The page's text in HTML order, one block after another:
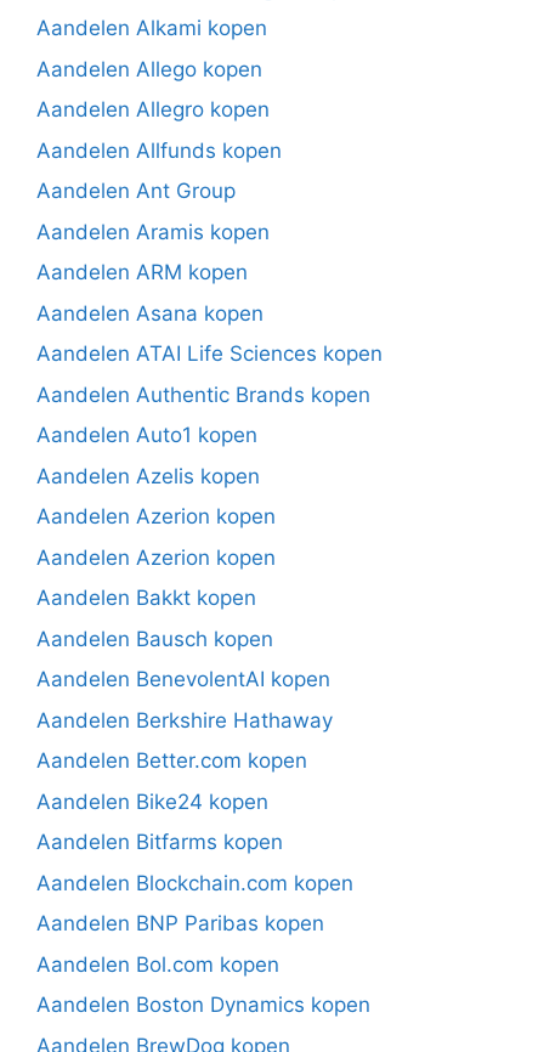
Aandelen Alkami kopen
Aandelen Allego kopen
Aandelen Allegro kopen
Aandelen Allfunds kopen
Aandelen Ant Group
Aandelen Aramis kopen
Aandelen ARM kopen
Aandelen Asana kopen
Aandelen ATAI Life Sciences kopen
Aandelen Authentic Brands kopen
Aandelen Auto1 kopen
Aandelen Azelis kopen
Aandelen Azerion kopen
Aandelen Azerion kopen
Aandelen Bakkt kopen
Aandelen Bausch kopen
Aandelen BenevolentAI kopen
Aandelen Berkshire Hathaway
Aandelen Better.com kopen
Aandelen Bike24 kopen
Aandelen Bitfarms kopen
Aandelen Blockchain.com kopen
Aandelen BNP Paribas kopen
Aandelen Bol.com kopen
Aandelen Boston Dynamics kopen
Aandelen BrewDog kopen